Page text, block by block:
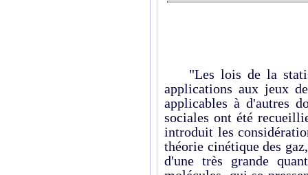
"Les lois de la
applications aux jeux
applicables à d'autres
sociales ont été
introduit les
théorie cinétique des
d'une très grande